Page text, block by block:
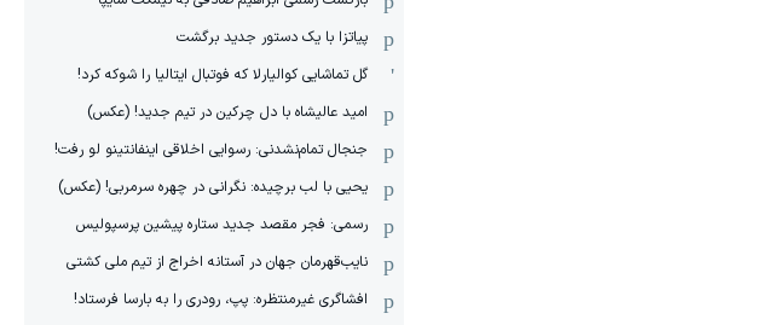
پیاتزا با یک دستور جدید برگشت
گل تماشایی کوالیارلا که فوتبال ایتالیا را شوکه کرد!
امید عالیشاه با دل چرکین در تیم جدید! (عکس)
جنجال تمام‌نشدنی:‌ رسوایی اخلاقی اینفانتینو لو رفت!
یحیی با لب برچیده: نگرانی در چهره سرمربی! (عکس)
رسمی: فجر مقصد جدید ستاره پیشین پرسپولیس
نایب‌قهرمان جهان در آستانه اخراج از تیم ملی کشتی
افشاگری غیرمنتظره: پپ، رودری را به بارسا فرستاد!